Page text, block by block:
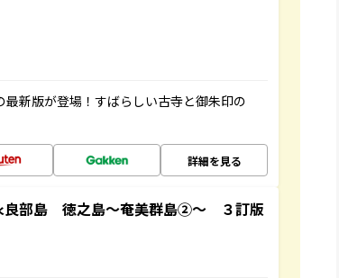
新版が登場！すばらしい古寺と御朱印の
詳細を見る
部島 徳之島～奄美群島②～ ３訂版